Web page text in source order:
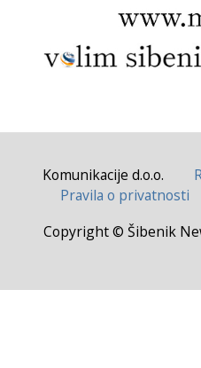
Komunikacije d.o.o.
Pravila o privatnosti
Copyright © Šibenik